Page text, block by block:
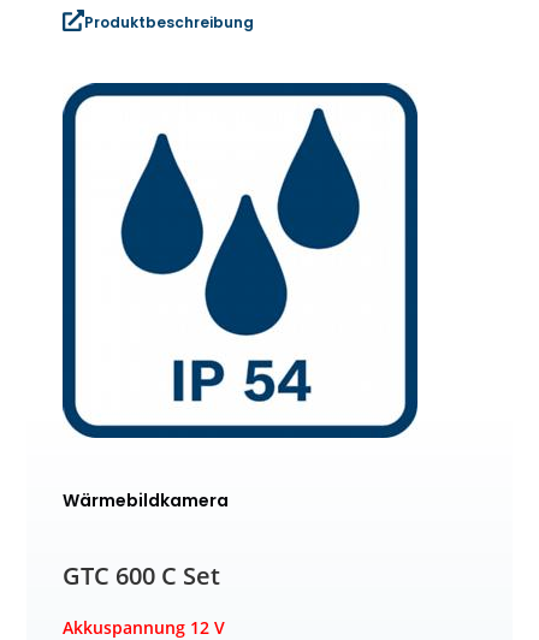
Produktbeschreibung
Wärmebildkamera
GTC 600 C Set
Akkuspannung 12 V